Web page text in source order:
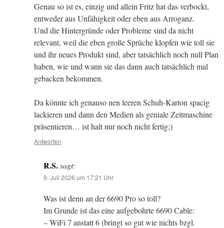
Genau so ist es, einzig und allein Fritz hat das verbockt,
entweder aus Unfähigkeit oder eben aus Arroganz.
Und die Hintergründe oder Probleme sind da nicht
relevant, weil die eben große Sprüche klopfen wie toll sie
und ihr neues Produkt sind, aber tatsächlich noch null Plan
haben, wie und wann sie das dann auch tatsächlich mal
gebacken bekommen.
Da könnte ich genauso nen leeren Schuh-Karton spacig
lackieren und dann den Medien als geniale Zeitmaschine
präsentieren… ist halt nur noch nicht fertig;)
Antworten
R.S.sagt:
9. Juli 2026 um 17:21 Uhr
Was ist denn an der 6690 Pro so toll?
Im Grunde ist das eine aufgebohrte 6690 Cable:
– WiFi 7 anstatt 6 (bringt so gut wie nichts bzgl.